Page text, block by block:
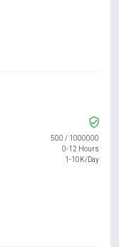
500 / 1000000
0-12 Hours
1-10K/Day